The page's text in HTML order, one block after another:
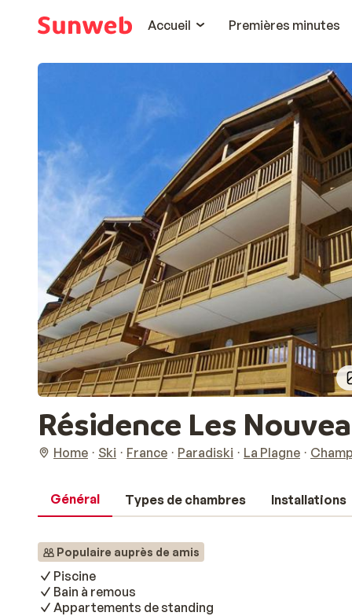
Accueil
Premières minutes
Résidence Les
Home Ski France Paradiski La Plagne
Général Types de chambres Installations
Populaire auprès de amis
Piscine
Bain à remous
Appartements de standing